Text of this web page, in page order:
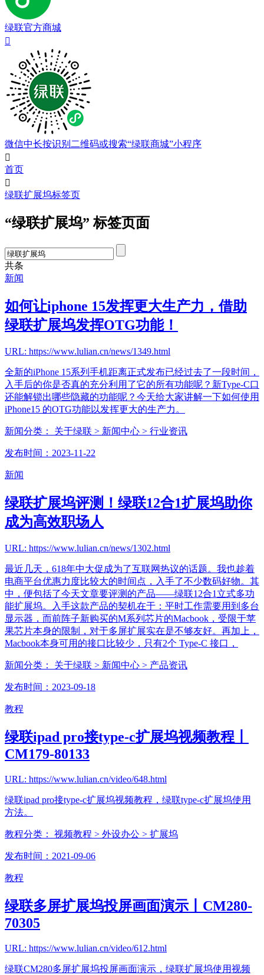
绿联官方商城

微信中长按识别二维码或搜索“绿联商城”小程序

首页

绿联扩展坞标签页
“绿联扩展坞” 标签页面
共条
新闻
如何让iphone 15发挥更大生产力，借助
绿联扩展坞发挥OTG功能！
URL: https://www.lulian.cn/news/1349.html
全新的iPhone 15系列手机距离正式发布已经过去了一段时间，
入手后的你是否真的充分利用了它的所有功能呢？新Type-C口
还能解锁出哪些隐藏的功能呢？今天给大家讲解一下如何使用
iPhone15 的OTG功能以发挥更大的生产力。
新闻分类： 关于绿联 > 新闻中心 > 行业资讯
发布时间：2023-11-22
新闻
绿联扩展坞评测！绿联12合1扩展坞助你
成为高效职场人
URL: https://www.lulian.cn/news/1302.html
最近几天，618年中大促成为了互联网热议的话题。我也趁着
电商平台优惠力度比较大的时间点，入手了不少数码好物。其
中，便包括了今天文章要评测的产品——绿联12合1立式多功
能扩展坞。入手这款产品的契机在于：平时工作需要用到多台
显示器，而前阵子新购买的M系列芯片的Macbook，受限于苹
果芯片本身的限制，对于多屏扩展实在是不够友好。再加上，
Macbook本身可用的接口比较少，只有2个 Type-C 接口，
新闻分类： 关于绿联 > 新闻中心 > 产品资讯
发布时间：2023-09-18
教程
绿联ipad pro接type-c扩展坞视频教程丨
CM179-80133
URL: https://www.lulian.cn/video/648.html
绿联ipad pro接type-c扩展坞视频教程，绿联type-c扩展坞使用
方法。
教程分类： 视频教程 > 外设办公 > 扩展坞
发布时间：2021-09-06
教程
绿联多屏扩展坞投屏画面演示丨CM280-
70305
URL: https://www.lulian.cn/video/612.html
绿联CM280多屏扩展坞投屏画面演示，绿联扩展坞使用视频